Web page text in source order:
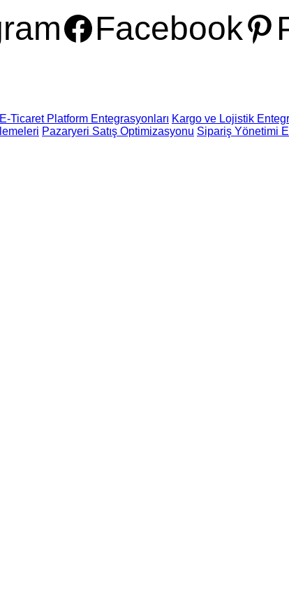
Facebook
E-Ticaret Platform Entegrasyonları Kargo ve Lojistik
Pazaryeri Satış Optimizasyonu Sipariş Yönetimi